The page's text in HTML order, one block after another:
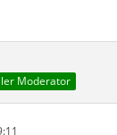
Moderator